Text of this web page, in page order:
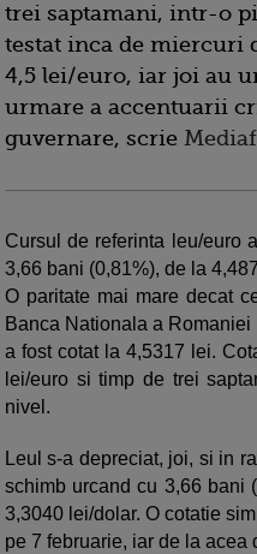
trei saptamani, intr-o
testat inca de miercuri
4,5 lei/euro, iar joi au
urmare a accentuarii
guvernare, scrie
Cursul de referinta leu/euro
3,66 bani (0,81%), de la
O paritate mai mare decat
Banca Nationala a
a fost cotat la 4,5317 lei.
lei/euro si timp de trei
nivel.
Leul s-a depreciat, joi, si in
schimb urcand cu 3,66 bani
3,3040 lei/dolar. O cotatie
pe 7 februarie, iar de la